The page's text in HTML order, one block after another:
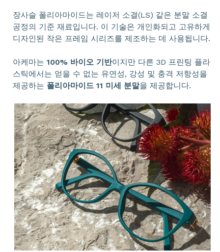
장사슬 폴리아마이드는 레이저 소결(LS) 같은 분말 소결
공정의 기준 재료입니다. 이 기술은 개인화되고 고유하게
디자인된 작은 프레임 시리즈를 제조하는 데 사용됩니다.
아케마는 100% 바이오 기반이지만 다른 3D 프린팅 플라
스틱에서는 얻을 수 없는 유연성, 강성 및 충격 저항성을
제공하는 폴리아마이드 11 미세 분말을 제공합니다.